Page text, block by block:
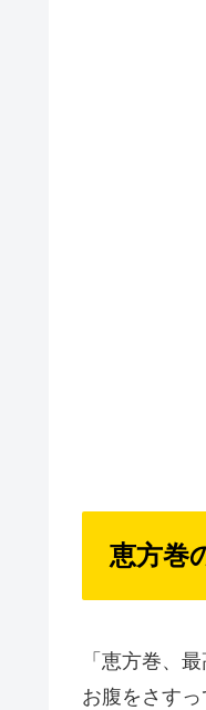
恵方巻
「恵方巻、
お腹をさす